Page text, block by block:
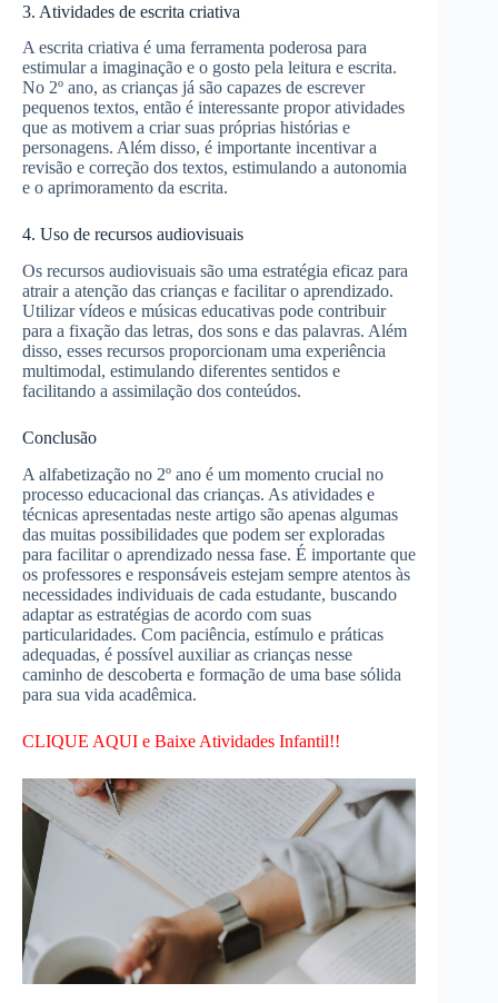
3. Atividades de escrita criativa
A escrita criativa é uma ferramenta poderosa para
estimular a imaginação e o gosto pela leitura e escrita.
No 2º ano, as crianças já são capazes de escrever
pequenos textos, então é interessante propor atividades
que as motivem a criar suas próprias histórias e
personagens. Além disso, é importante incentivar a
revisão e correção dos textos, estimulando a autonomia
e o aprimoramento da escrita.
4. Uso de recursos audiovisuais
Os recursos audiovisuais são uma estratégia eficaz para
atrair a atenção das crianças e facilitar o aprendizado.
Utilizar vídeos e músicas educativas pode contribuir
para a fixação das letras, dos sons e das palavras. Além
disso, esses recursos proporcionam uma experiência
multimodal, estimulando diferentes sentidos e
facilitando a assimilação dos conteúdos.
Conclusão
A alfabetização no 2º ano é um momento crucial no
processo educacional das crianças. As atividades e
técnicas apresentadas neste artigo são apenas algumas
das muitas possibilidades que podem ser exploradas
para facilitar o aprendizado nessa fase. É importante que
os professores e responsáveis estejam sempre atentos às
necessidades individuais de cada estudante, buscando
adaptar as estratégias de acordo com suas
particularidades. Com paciência, estímulo e práticas
adequadas, é possível auxiliar as crianças nesse
caminho de descoberta e formação de uma base sólida
para sua vida acadêmica.
CLIQUE AQUI e Baixe Atividades Infantil!!